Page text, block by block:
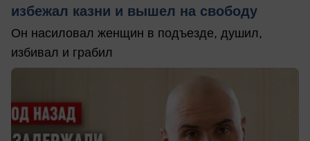
избежал казни и вышел на свободу
Он насиловал женщин в подъезде, душил,
избивал и грабил